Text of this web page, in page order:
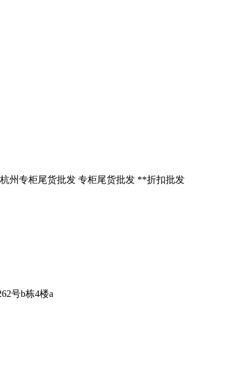
州专柜尾货批发 专柜尾货批发 **折扣批发
号b栋4楼a